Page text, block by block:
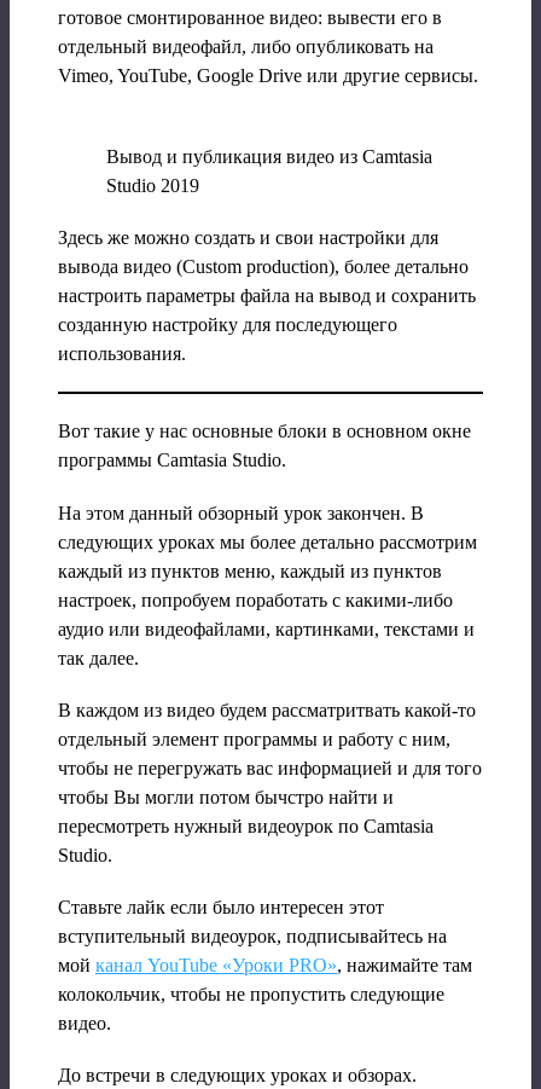
готовое смонтированное видео: вывести его в
отдельный видеофайл, либо опубликовать на
Vimeo, YouTube, Google Drive или другие сервисы.
Вывод и публикация видео из Camtasia
Studio 2019
Здесь же можно создать и свои настройки для
вывода видео (Custom production), более детально
настроить параметры файла на вывод и сохранить
созданную настройку для последующего
использования.
Вот такие у нас основные блоки в основном окне
программы Camtasia Studio.
На этом данный обзорный урок закончен. В
следующих уроках мы более детально рассмотрим
каждый из пунктов меню, каждый из пунктов
настроек, попробуем поработать с какими-либо
аудио или видеофайлами, картинками, текстами и
так далее.
В каждом из видео будем рассматритвать какой-то
отдельный элемент программы и работу с ним,
чтобы не перегружать вас информацией и для того
чтобы Вы могли потом бычстро найти и
пересмотреть нужный видеоурок по Camtasia
Studio.
Ставьте лайк если было интересен этот
вступительный видеоурок, подписывайтесь на
мой канал YouTube «Уроки PRO», нажимайте там
колокольчик, чтобы не пропустить следующие
видео.
До встречи в следующих уроках и обзорах.